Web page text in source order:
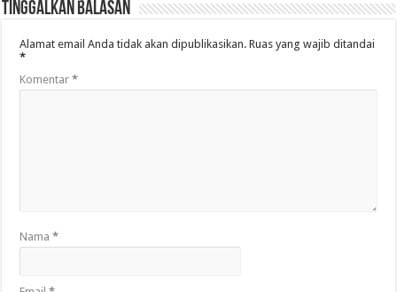
Tinggalkan Balasan
Alamat email Anda tidak akan dipublikasikan. Ruas yang wajib ditandai
*
Komentar*
Nama*